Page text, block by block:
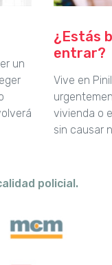
un
¿Estás
entrar?
Vive en
vivienda o
sin causar
policial.